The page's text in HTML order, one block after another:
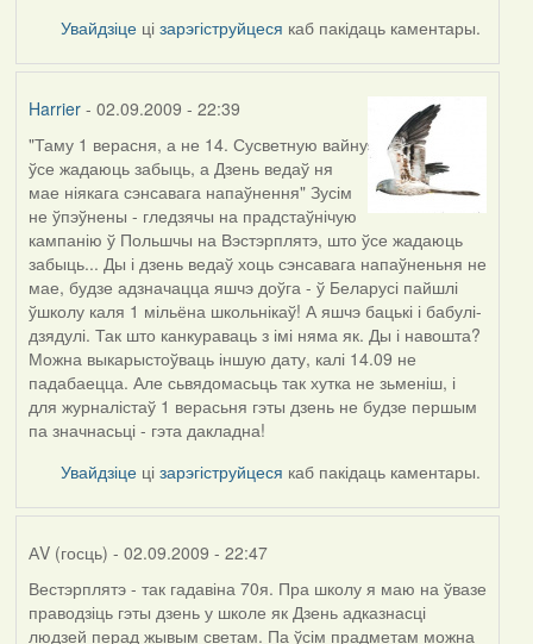
Увайдзіце цізарэгіструйцеся каб пакідаць каментары.
Harrier- 02.09.2009 - 22:39
In
reply
to
by
АV
(госць)
"Таму 1 верасня, а не 14. Сусветную вайну
ўсе жадаюць забыць, а Дзень ведаў ня
мае ніякага сэнсавага напаўнення" Зусім
не ўпэўнены - гледзячы на прадстаўнічую
кампанію ў Польшчы на Вэстэрплятэ, што ўсе жадаюць
забыць... Ды і дзень ведаў хоць сэнсавага напаўненьня не
мае, будзе адзначацца яшчэ доўга - ў Беларусі пайшлі
ўшколу каля 1 мільёна школьнікаў! А яшчэ бацькі і бабулі-
дзядулі. Так што канкураваць з імі няма як. Ды і навошта?
Можна выкарыстоўваць іншую дату, калі 14.09 не
падабаецца. Але сьвядомасьць так хутка не зьменіш, і
для журналістаў 1 верасьня гэты дзень не будзе першым
па значнасьці - гэта дакладна!
Увайдзіце цізарэгіструйцеся каб пакідаць каментары.
АV (госць) - 02.09.2009 - 22:47
In
reply
Вестэрплятэ - так гадавіна 70я. Пра школу я маю на ўвазе
праводзіць гэты дзень у школе як Дзень адказнасці
людзей перад жывым светам. Па ўсім прадметам можна